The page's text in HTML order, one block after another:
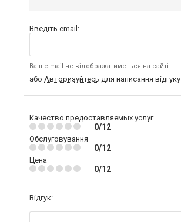
Введіть email:
Ваш e-mail не відображатиметься на сайті
або Авторизуйтесь для написання відгуку
Качество предоставляемых услуг
0/12
Обслуговування
0/12
Цена
0/12
Відгук: